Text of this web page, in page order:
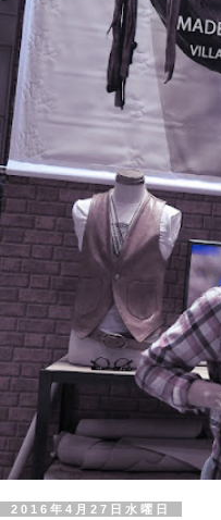
2016年4月27日水曜日